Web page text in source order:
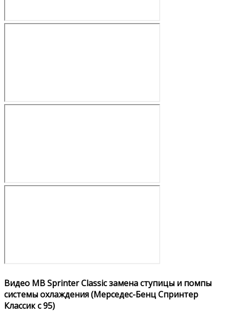
Видео MB Sprinter Classic замена ступицы и помпы
системы охлаждения (Мерседес-Бенц Спринтер
Классик с 95)